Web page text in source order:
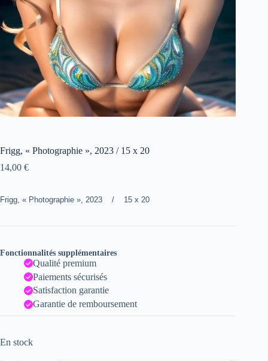
Frigg, « Photographie », 2023 / 15 x 20
14,00 €
Frigg, « Photographie », 2023 / 15 x 20
Fonctionnalités supplémentaires
Qualité premium
Paiements sécurisés
Satisfaction garantie
Garantie de remboursement
En stock